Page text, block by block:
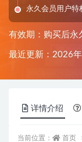
永久会员用户特
有效期：购买后永
最近更新：2026
详情介绍
当前位置： 首页